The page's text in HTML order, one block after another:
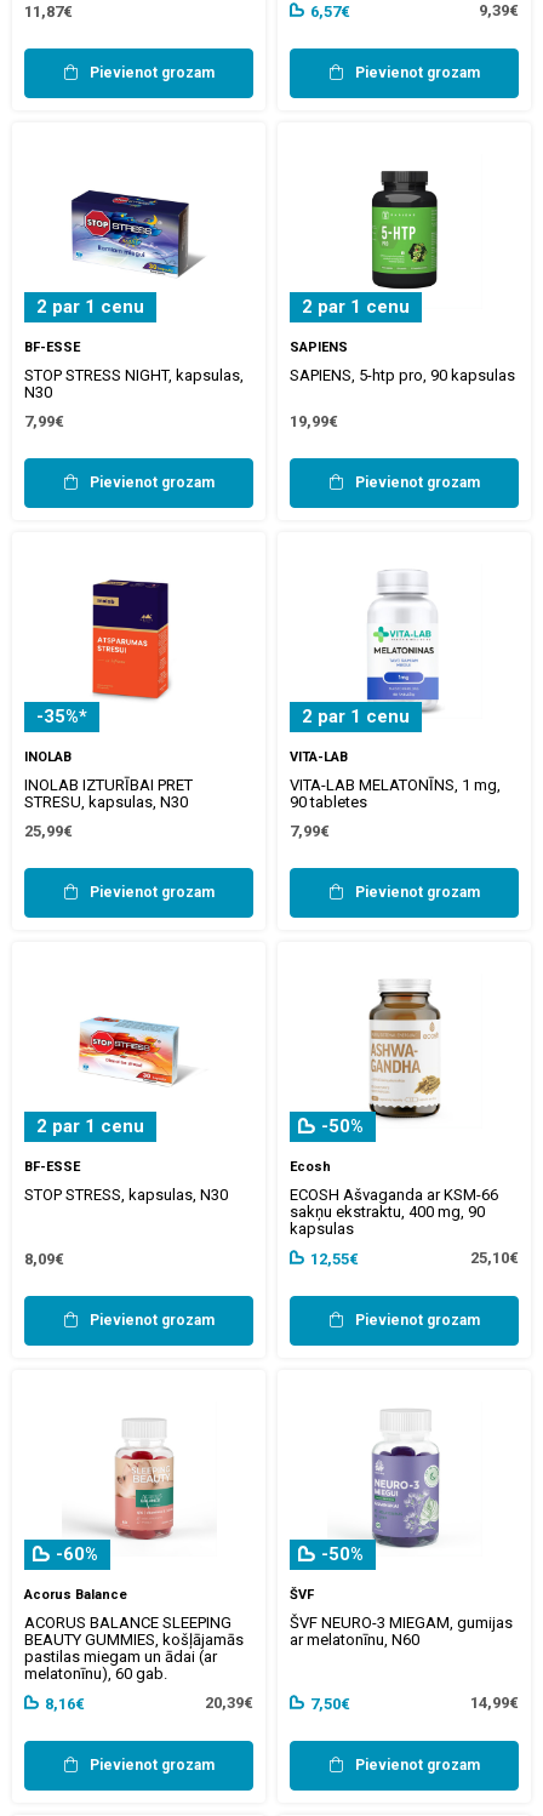
11,87€
Pievienot grozam
6,57€
9,39€
Pievienot grozam
2 par 1 cenu
BF-ESSE
STOP STRESS NIGHT, kapsulas,
N30
7,99€
Pievienot grozam
2 par 1 cenu
SAPIENS
SAPIENS, 5-htp pro, 90 kapsulas
19,99€
Pievienot grozam
-35%*
INOLAB
INOLAB IZTURĪBAI PRET
STRESU, kapsulas, N30
25,99€
Pievienot grozam
2 par 1 cenu
VITA-LAB
VITA-LAB MELATONĪNS, 1 mg,
90 tabletes
7,99€
Pievienot grozam
2 par 1 cenu
BF-ESSE
STOP STRESS, kapsulas, N30
8,09€
Pievienot grozam
-50%
Ecosh
ECOSH Ašvaganda ar KSM-66
sakņu ekstraktu, 400 mg, 90
kapsulas
12,55€
25,10€
Pievienot grozam
-60%
Acorus Balance
ACORUS BALANCE SLEEPING
BEAUTY GUMMIES, košļājamās
pastilas miegam un ādai (ar
melatonīnu), 60 gab.
8,16€
20,39€
Pievienot grozam
-50%
ŠVF
ŠVF NEURO-3 MIEGAM, gumijas
ar melatonīnu, N60
7,50€ 14,99€
Pievienot grozam